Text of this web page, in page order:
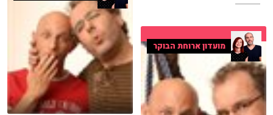
מועדון ארוחת הבוקר